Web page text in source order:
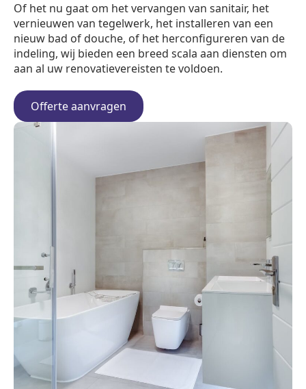
Of het nu gaat om het vervangen van sanitair, het
vernieuwen van tegelwerk, het installeren van een
nieuw bad of douche, of het herconfigureren van de
indeling, wij bieden een breed scala aan diensten om
aan al uw renovatievereisten te voldoen.
Offerte aanvragen